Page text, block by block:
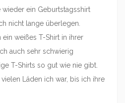
ein Geburtstagsshirt
nicht lange überlegen.
ein weißes T-Shirt in ihrer
auch sehr schwierig
T-Shirts so gut wie nie gibt.
Läden ich war, bis ich ihre